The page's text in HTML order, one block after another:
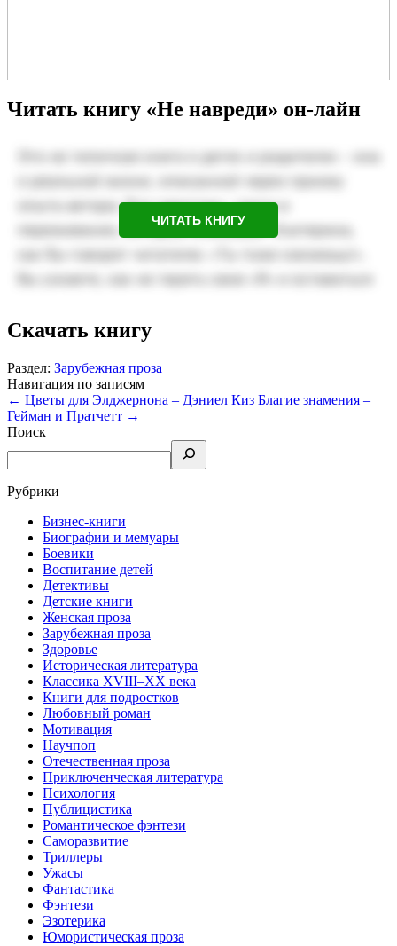
Читать книгу «Не навреди» он-лайн
ЧИТАТЬ КНИГУ
Скачать книгу
Раздел: Зарубежная проза
Навигация по записям
← Цветы для Элджернона – Дэниел Киз Благие знамения –
Гейман и Пратчетт →
Поиск
Рубрики
Бизнес-книги
Биографии и мемуары
Боевики
Воспитание детей
Детективы
Детские книги
Женская проза
Зарубежная проза
Здоровье
Историческая литература
Классика XVIII–XX века
Книги для подростков
Любовный роман
Мотивация
Научпоп
Отечественная проза
Приключенческая литература
Психология
Публицистика
Романтическое фэнтези
Саморазвитие
Триллеры
Ужасы
Фантастика
Фэнтези
Эзотерика
Юмористическая проза